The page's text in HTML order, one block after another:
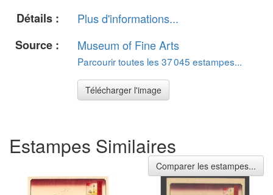
Détails :
Plus d'informations...
Source :
Museum of Fine Arts
Parcourir toutes les 37 045 estampes...
Télécharger l'image
Estampes Similaires
Comparer les estampes...